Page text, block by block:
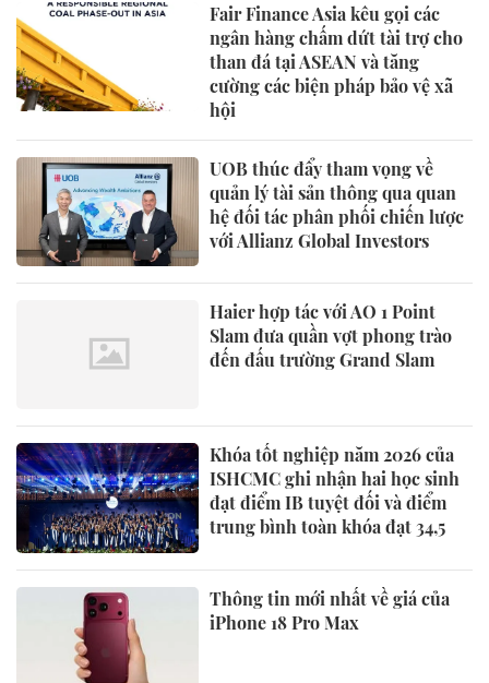
Fair Finance Asia kêu gọi các
ngân hàng chấm dứt tài trợ cho
than đá tại ASEAN và tăng
cường các biện pháp bảo vệ xã
hội
UOB thúc đẩy tham vọng về
quản lý tài sản thông qua quan
hệ đối tác phân phối chiến lược
với Allianz Global Investors
Haier hợp tác với AO 1 Point
Slam đưa quần vợt phong trào
đến đấu trường Grand Slam
Khóa tốt nghiệp năm 2026 của
ISHCMC ghi nhận hai học sinh
đạt điểm IB tuyệt đối và điểm
trung bình toàn khóa đạt 34,5
Thông tin mới nhất về giá của
iPhone 18 Pro Max